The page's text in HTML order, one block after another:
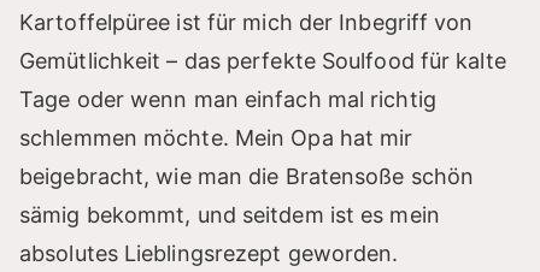
Kartoffelpüree ist für mich der Inbegriff von
Gemütlichkeit – das perfekte Soulfood für kalte
Tage oder wenn man einfach mal richtig
schlemmen möchte. Mein Opa hat mir
beigebracht, wie man die Bratensoße schön
sämig bekommt, und seitdem ist es mein
absolutes Lieblingsrezept geworden.